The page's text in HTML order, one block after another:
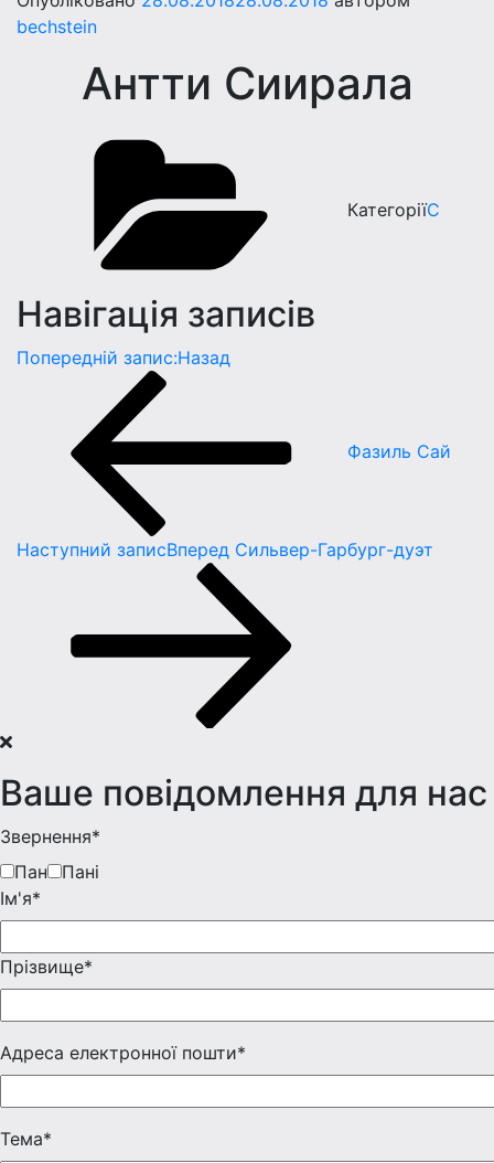
bechstein
Антти Сиирала
КатегоріїС
Навігація записів
Попередній запис:Назад
Фазиль Сай
Наступний записВперед Сильвер-Гарбург-дуэт
Ваше повідомлення для нас
Звернення*
Пан
Пані
Iм'я*
Прізвище*
Адреса електронної пошти*
Тема*